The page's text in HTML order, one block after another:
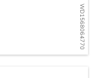
WD1568064770